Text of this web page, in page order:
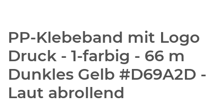
PP-Klebeband mit Logo
Druck - 1-farbig - 66 m
Dunkles Gelb #D69A2D -
Laut abrollend